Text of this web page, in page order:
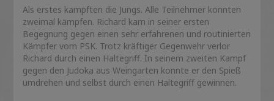
Als erstes kämpften die Jungs. Alle Teilnehmer konnten
zweimal kämpfen. Richard kam in seiner ersten
Begegnung gegen einen sehr erfahrenen und routinierten
Kämpfer vom PSK. Trotz kräftiger Gegenwehr verlor
Richard durch einen Haltegriff. In seinem zweiten Kampf
gegen den Judoka aus Weingarten konnte er den Spieß
umdrehen und selbst durch einen Haltegriff gewinnen.